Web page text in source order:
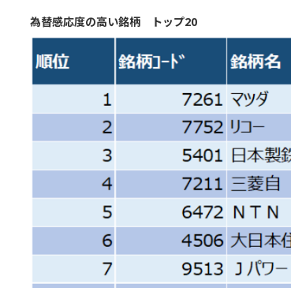
為替感応度の高い銘柄 トップ20